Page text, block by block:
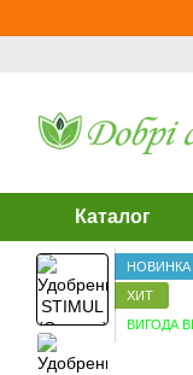
Перейти к основному
Каталог
НОВИНКА
ХИТ
ВИГОДА